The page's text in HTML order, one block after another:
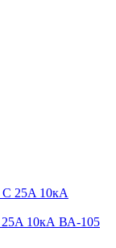
25A 10кА ВА-105